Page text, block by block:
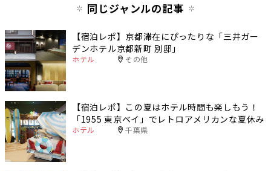
同じジャンルの記事
【宿泊レポ】京都滞在にぴったりな「三井ガー
デンホテル京都新町 別邸」
ホテル その他
【宿泊レポ】この夏はホテル時間も楽しもう！
「1955 東京ベイ」でレトロアメリカンな夏休み
ホテル 千葉県